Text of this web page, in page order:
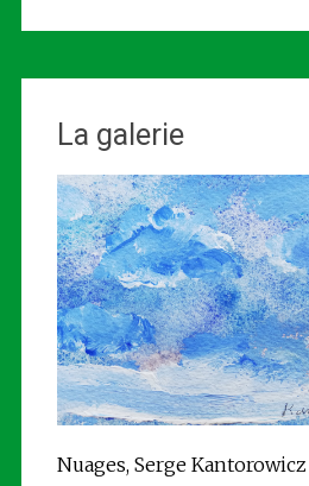
La galerie
Nuages, Serge Kantorowicz